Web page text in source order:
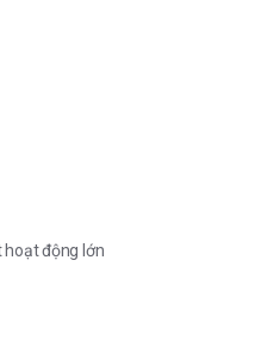
hoạt động lớn